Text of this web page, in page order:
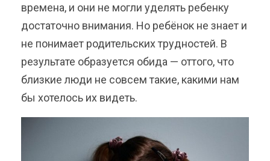
времена, и они не могли уделять ребенку
достаточно внимания. Но ребёнок не знает и
не понимает родительских трудностей. В
результате образуется обида — оттого, что
близкие люди не совсем такие, какими нам
бы хотелось их видеть.